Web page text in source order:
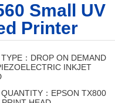
Small UV
Printer
：DROP ON DEMAND
INKJET
：EPSON TX800